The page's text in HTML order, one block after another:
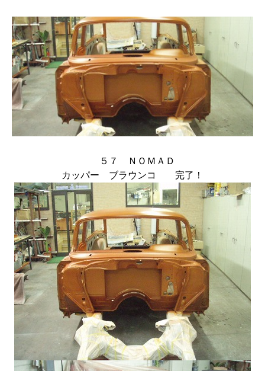
５７ ＮＯＭＡＤ
カッパー ブラウンコ 完了！